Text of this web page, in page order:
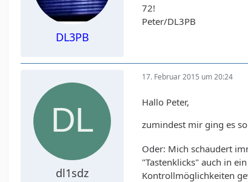
DL3PB
72!
Peter/DL3PB
dl1sdz
17. Februar 2015 um 20:24
Hallo Peter,
zumindest mir ging es
Oder: Mich schaudert
"Tastenklicks" auch in
Kontrollmöglichkeiten